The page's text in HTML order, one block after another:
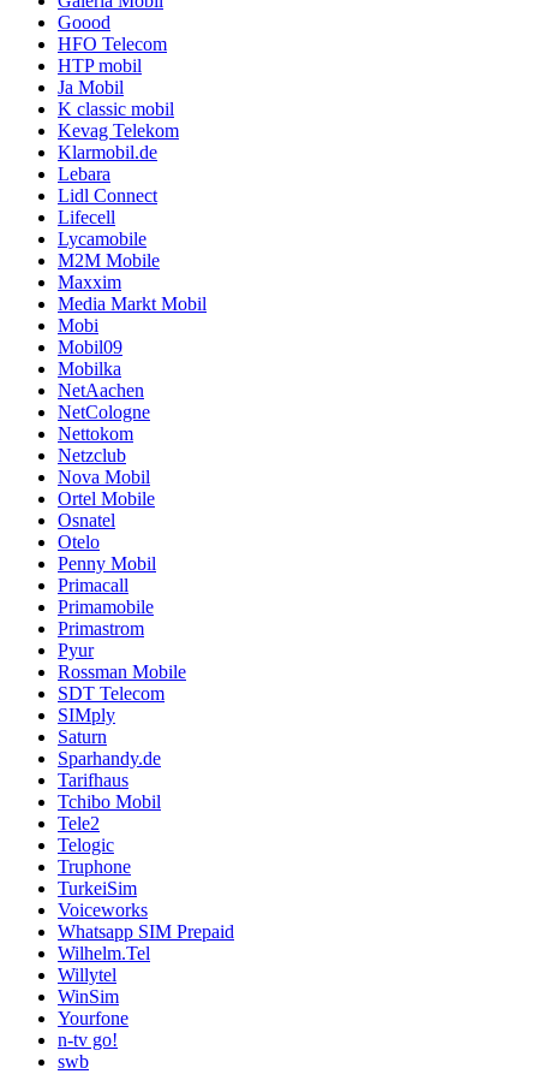
Goood
HFO Telecom
HTP mobil
Ja Mobil
K classic mobil
Kevag Telekom
Klarmobil.de
Lebara
Lidl Connect
Lifecell
Lycamobile
M2M Mobile
Maxxim
Media Markt Mobil
Mobi
Mobil09
Mobilka
NetAachen
NetCologne
Nettokom
Netzclub
Nova Mobil
Ortel Mobile
Osnatel
Otelo
Penny Mobil
Primacall
Primamobile
Primastrom
Pyur
Rossman Mobile
SDT Telecom
SIMply
Saturn
Sparhandy.de
Tarifhaus
Tchibo Mobil
Tele2
Telogic
Truphone
TurkeiSim
Voiceworks
Whatsapp SIM Prepaid
Wilhelm.Tel
Willytel
WinSim
Yourfone
n-tv go!
swb